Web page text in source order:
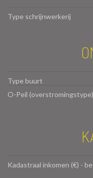
Type schrijnwerkerij
Type buurt
O-Peil (overstromingstype)
Kadastraal inkomen (€) -